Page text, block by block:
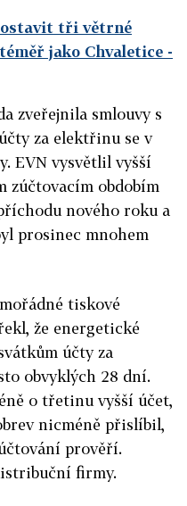
tři větrné
jako Chvaletice -
zveřejnila smlouvy s
za elektřinu se v
EVN vysvětlil vyšší
zúčtovacím obdobím
nového roku a
prosinec mnohem
tiskové
že energetické
účty za
obvyklých 28 dní.
o třetinu vyšší účet,
nicméně přislíbil,
prověří.
firmy.